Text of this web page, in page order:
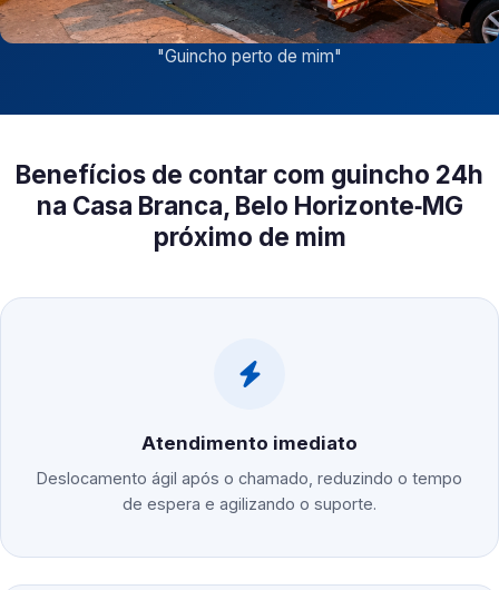
"Guincho perto de mim"
Benefícios de contar com guincho 24h
na Casa Branca, Belo Horizonte‑MG
próximo de mim
Atendimento imediato
Deslocamento ágil após o chamado, reduzindo o tempo
de espera e agilizando o suporte.